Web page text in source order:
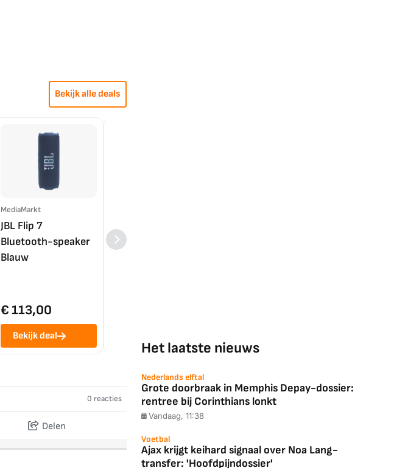
Bekijk alle deals
MediaMarkt
JBL Flip 7
Bluetooth-speaker
Blauw
€ 113,00
Bekijk deal
4K TV (2025)
0 reacties
Delen
Het laatste nieuws
Nederlands elftal
Grote doorbraak in Memphis Depay-dossier:
rentree bij Corinthians lonkt
Vandaag, 11:38
Voetbal
Ajax krijgt keihard signaal over Noa Lang-
transfer: 'Hoofdpijndossier'